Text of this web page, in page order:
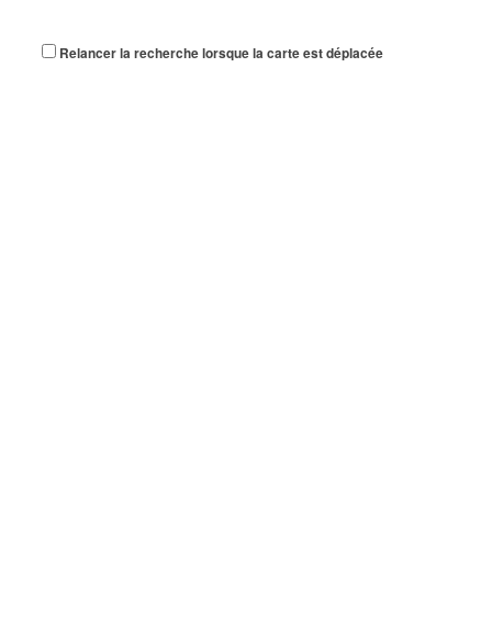
Relancer la recherche lorsque la carte est déplacée